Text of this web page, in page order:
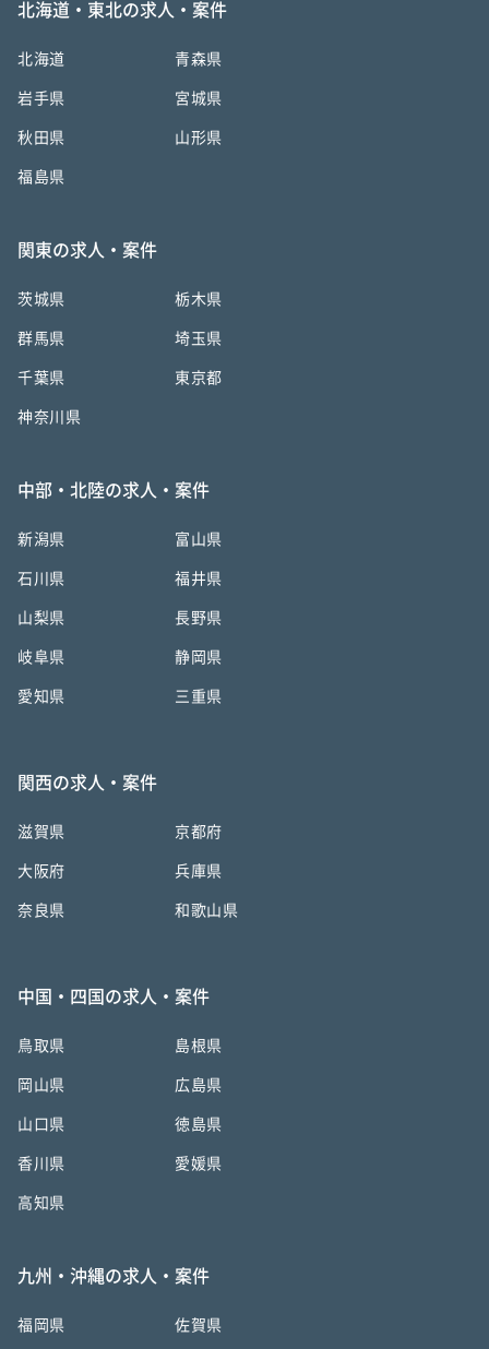
北海道・東北の求人・案件
北海道 青森県
岩手県 宮城県
秋田県 山形県
福島県
関東の求人・案件
茨城県 栃木県
群馬県 埼玉県
千葉県 東京都
神奈川県
中部・北陸の求人・案件
新潟県 富山県
石川県 福井県
山梨県 長野県
岐阜県 静岡県
愛知県 三重県
関西の求人・案件
滋賀県 京都府
大阪府 兵庫県
奈良県 和歌山県
中国・四国の求人・案件
鳥取県 島根県
岡山県 広島県
山口県 徳島県
香川県 愛媛県
高知県
九州・沖縄の求人・案件
福岡県 佐賀県